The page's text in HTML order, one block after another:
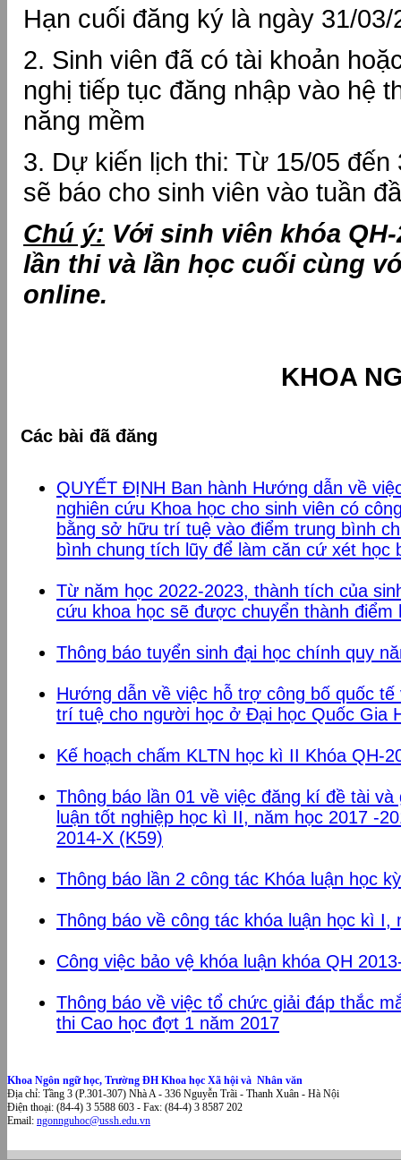
Hạn cuối đăng ký là ngày 31/03/
2. Sinh viên đã có tài khoản
nghị tiếp tục đăng nhập vào hệ
năng mềm
3. Dự kiến lịch thi: Từ 15/05 đến
sẽ báo cho sinh viên vào tuần
Chú ý: Với sinh viên khóa
lần thi và lần học cuối cùng
online.
KHOA
Các bài đã đăng
QUYẾT ĐỊNH Ban hành Hướng dẫn về
nghiên cứu Khoa học cho sinh viên có
bằng sở hữu trí tuệ vào điểm trung bình
bình chung tích lũy để làm căn cứ xét học
Từ năm học 2022-2023, thành tích của
cứu khoa học sẽ được chuyển thành
Thông báo tuyển sinh đại học chính quy
Hướng dẫn về việc hỗ trợ công bố quốc
trí tuệ cho người học ở Đại học Quốc Gia
Kế hoạch chấm KLTN học kì II Khóa QH-
Thông báo lần 01 về việc đăng kí đề tài
luận tốt nghiệp học kì II, năm học 2017 -
2014-X (K59)
Thông báo lần 2 công tác Khóa luận học
Thông báo về công tác khóa luận học kì I,
Công việc bảo vệ khóa luận khóa QH
Thông báo về việc tổ chức giải đáp thắc
thi Cao học đợt 1 năm 2017
Khoa Ngôn ngữ học, Trường ĐH Khoa học Xã hội và Nhân văn
Địa chỉ: Tầng 3 (P.301-307) Nhà A - 336 Nguyễn Trãi - Thanh Xuân - Hà Nội
Điện thoại: (84-4) 3 5588 603 - Fax: (84-4) 3 8587 202
Email: ngonnguhoc@ussh.edu.vn